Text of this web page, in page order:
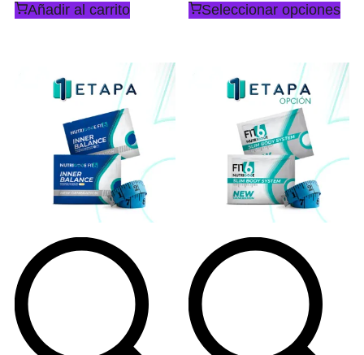
Añadir al carrito Seleccionar opciones